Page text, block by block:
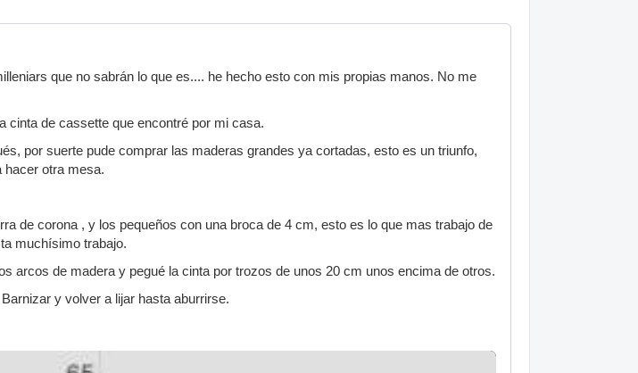
que no sabrán lo que es.... he hecho esto con mis propias manos. No me
cinta de cassette que encontré por mi casa.
por suerte pude comprar las maderas grandes ya cortadas, esto es un triunfo,
hacer otra mesa.
de corona , y los pequeños con una broca de 4 cm, esto es lo que mas trabajo de
muchísimo trabajo.
arcos de madera y pegué la cinta por trozos de unos 20 cm unos encima de otros.
y volver a lijar hasta aburrirse.